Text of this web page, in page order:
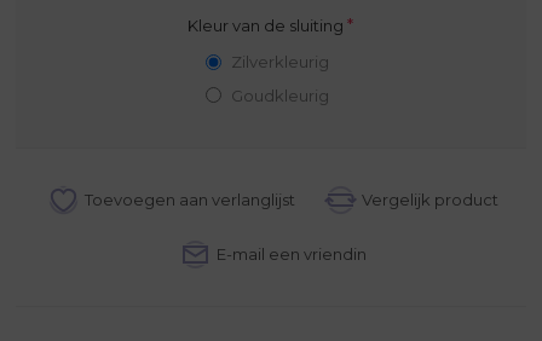
Kleur van de sluiting*
Zilverkleurig
Goudkleurig